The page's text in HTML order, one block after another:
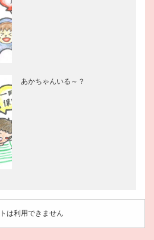
あかちゃんいる～？
は利用できません